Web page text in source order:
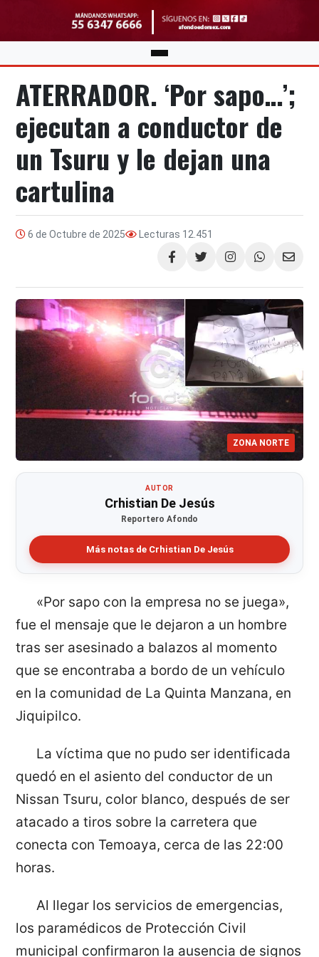
ATERRADOR. ‘Por sapo…’;
ejecutan a conductor de
un Tsuru y le dejan una
cartulina
6 de Octubre de 2025 Lecturas 12.451
Compartir
ZONA NORTE
AUTOR
Crhistian De Jesús
Reportero Afondo
Más notas de Crhistian De Jesús
«Por sapo con la empresa no se juega»,
fue el mensaje que le dejaron a un hombre
tras ser asesinado a balazos al momento
que se encontraba a bordo de un vehículo
en la comunidad de La Quinta Manzana, en
Jiquipilco.
La víctima que no pudo ser identificada
quedó en el asiento del conductor de un
Nissan Tsuru, color blanco, después de ser
atacado a tiros sobre la carretera que
conecta con Temoaya, cerca de las 22:00
horas.
Al llegar los servicios de emergencias,
los paramédicos de Protección Civil
municipal confirmaron la ausencia de signos